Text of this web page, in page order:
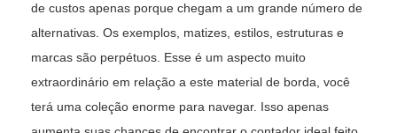
de custos apenas porque chegam a um grande número de
alternativas. Os exemplos, matizes, estilos, estruturas e
marcas são perpétuos. Esse é um aspecto muito
extraordinário em relação a este material de borda, você
terá uma coleção enorme para navegar. Isso apenas